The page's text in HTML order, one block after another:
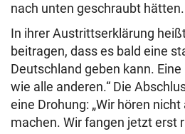
nach unten geschraubt hätten.
In ihrer Austrittserklärung
beitragen, dass es bald eine
Deutschland geben kann.
wie alle anderen.“ Die
eine Drohung: „Wir hören
machen. Wir fangen jetzt erst